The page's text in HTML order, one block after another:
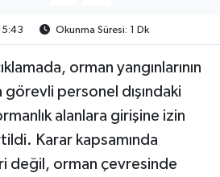
Okunma Süresi: 1 Dk
orman yangınlarının
görevli personel dışındaki
alanlara girişine izin
Karar kapsamında
değil, orman çevresinde